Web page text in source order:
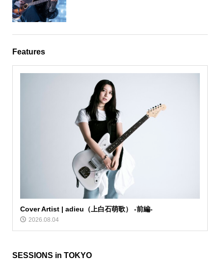
Features
Cover Artist | adieu（上白石萌歌） -前編-
2026.08.04
SESSIONS in TOKYO